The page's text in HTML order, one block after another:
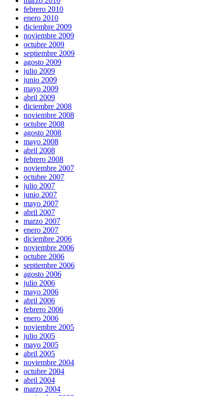
febrero 2010
enero 2010
diciembre 2009
noviembre 2009
octubre 2009
septiembre 2009
agosto 2009
julio 2009
junio 2009
mayo 2009
abril 2009
diciembre 2008
noviembre 2008
octubre 2008
agosto 2008
mayo 2008
abril 2008
febrero 2008
noviembre 2007
octubre 2007
julio 2007
junio 2007
mayo 2007
abril 2007
marzo 2007
enero 2007
diciembre 2006
noviembre 2006
octubre 2006
septiembre 2006
agosto 2006
julio 2006
mayo 2006
abril 2006
febrero 2006
enero 2006
noviembre 2005
julio 2005
mayo 2005
abril 2005
noviembre 2004
octubre 2004
abril 2004
marzo 2004